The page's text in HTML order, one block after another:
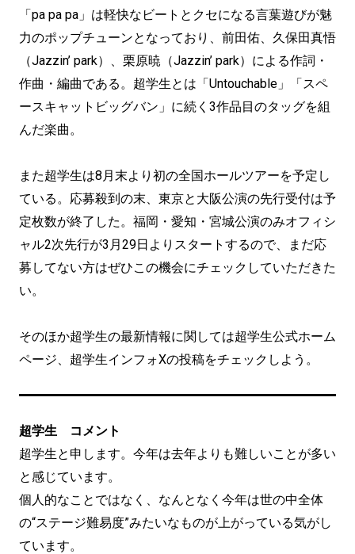
「pa pa pa」は軽快なビートとクセになる言葉遊びが魅
力のポップチューンとなっており、前田佑、久保田真悟
（Jazzin’ park）、栗原暁（Jazzin’ park）による作詞・
作曲・編曲である。超学生とは「Untouchable」「スペ
ースキャットビッグバン」に続く3作品目のタッグを組
んだ楽曲。
また超学生は8月末より初の全国ホールツアーを予定し
ている。応募殺到の末、東京と大阪公演の先行受付は予
定枚数が終了した。福岡・愛知・宮城公演のみオフィシ
ャル2次先行が3月29日よりスタートするので、まだ応
募してない方はぜひこの機会にチェックしていただきた
い。
そのほか超学生の最新情報に関しては超学生公式ホーム
ページ、超学生インフォXの投稿をチェックしよう。
超学生 コメント
超学生と申します。今年は去年よりも難しいことが多い
と感じています。
個人的なことではなく、なんとなく今年は世の中全体
の“ステージ難易度”みたいなものが上がっている気がし
ています。